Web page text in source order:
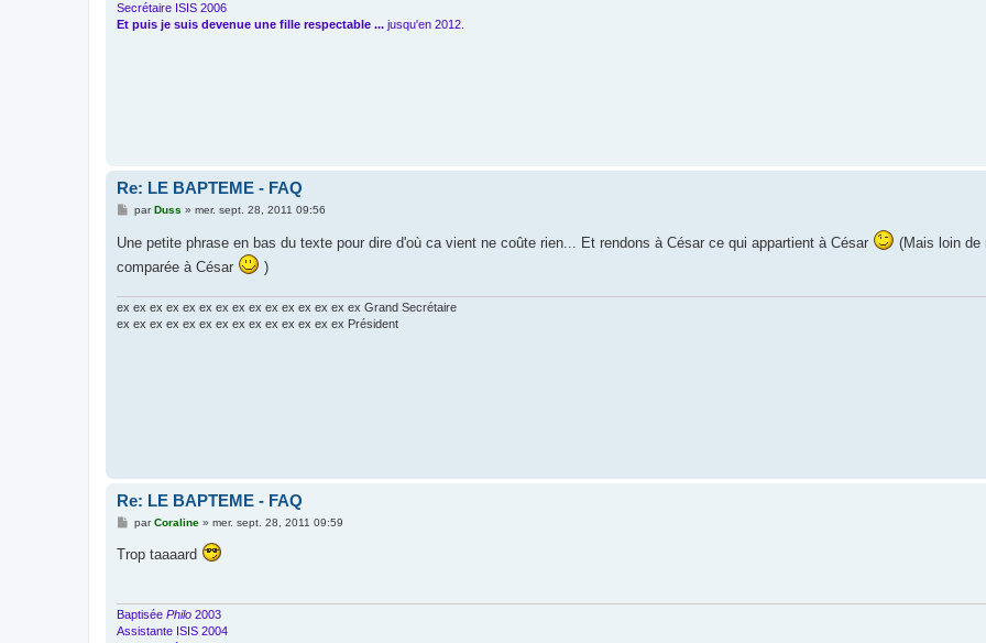
Secrétaire ISIS 2006
Et puis je suis devenue une fille respectable ... jusqu'en 2012.
Re: LE BAPTEME - FAQ
M
s
g
parDuss » mer. sept. 28, 2011 09:56
Une petite phrase en bas du texte pour dire d'où ca vient ne coûte rien... Et rendons à César ce qui appartient à César
(Mais loin de
comparée à César
)
ex ex ex ex ex ex ex ex ex ex ex ex ex ex ex Grand Secrétaire
ex ex ex ex ex ex ex ex ex ex ex ex ex ex Président
Re: LE BAPTEME - FAQ
M
s
parCoraline» mer. sept. 28, 2011 09:59
Trop taaaard
Baptisée Philo 2003
Assistante ISIS 2004